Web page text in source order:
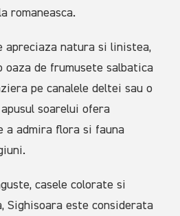
romaneasca.
apreciaza natura si linistea,
oaza de frumusete salbatica
pe canalele deltei sau o
soarelui ofera
a admira flora si fauna
casele colorate si
Sighisoara este considerata